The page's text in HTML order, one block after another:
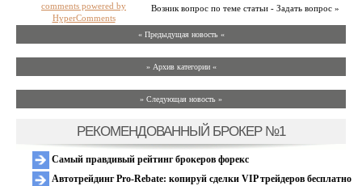
Возник вопрос по теме статьи - Задать вопрос »
comments powered by
HyperComments
« Предыдущая новость «
» Архив категории «
» Следующая новость »
РЕКОМЕНДОВАННЫЙ БРОКЕР №1
Самый правдивый рейтинг брокеров форекс
Автотрейдинг Pro-Rebate: копируй сделки VIP трейдеров бесплатно